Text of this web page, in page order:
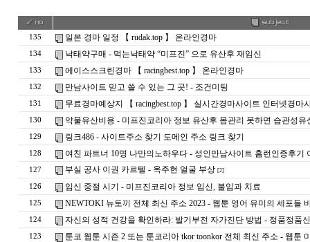
135 일본 경마 일정 【 rudak.top 】 온라인경마
134 낙태약구매 - 먹는낙태약 “미프진” 으로 유산후 재임신
133 에이스스크린경마 【 racingbest.top 】 온라인경마
132 만남사이트 믿고 쓸 수 있는 그 곳! - 조­건­미­팅
131 무료경마예상지 【 racingbest.top 】 실시간경마사이트 인터넷경마
130 약물유산비용 - 미프진코리아 정보 유산후 몸관리 못하면 습관성유
129 링크486 - 사이트주소 찾기 도메인 주소 링크 찾기
128 여친 파트너 10명 나만의노하우다 - 성인만남사이트 홈런인증후기
127 부실 공사 이권 카르텔 - 옥주현 얼굴 부상 [2]
126 임신 중절 시기 - 미프진코리아 정보 임신, 불임과 치료
125 NEWTOKI 뉴토끼 전체 최신 주소 2023 - 웹툰 영어 유미의 세포들
124 자신의 성적 건강을 확인하라: 발기부전 자가진단 방법 - 정품정품
123 툰코 웹툰 시즌 2 또는 툰코리아 tkor toonkor 전체 최신 주소 - 웹툰